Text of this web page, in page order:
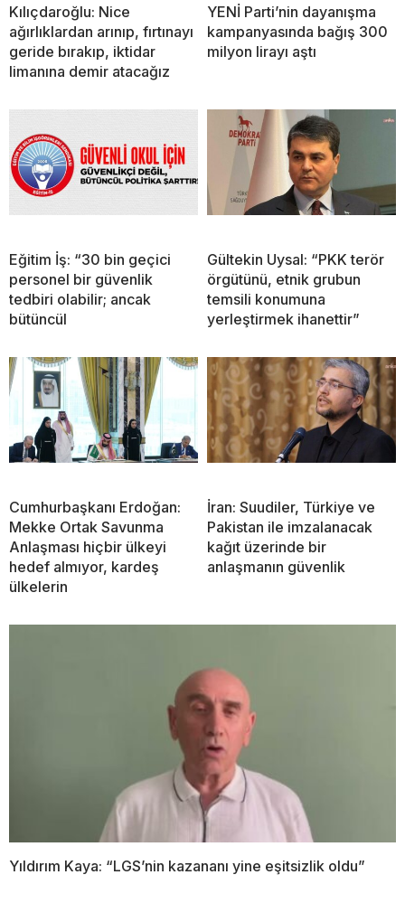
Kılıçdaroğlu: Nice
ağırlıklardan arınıp, fırtınayı
geride bırakıp, iktidar
limanına demir atacağız
YENİ Parti’nin dayanışma
kampanyasında bağış 300
milyon lirayı aştı
Eğitim İş: “30 bin geçici
personel bir güvenlik
tedbiri olabilir; ancak
bütüncül
Gültekin Uysal: “PKK terör
örgütünü, etnik grubun
temsili konumuna
yerleştirmek ihanettir”
Cumhurbaşkanı Erdoğan:
Mekke Ortak Savunma
Anlaşması hiçbir ülkeyi
hedef almıyor, kardeş
ülkelerin
İran: Suudiler, Türkiye ve
Pakistan ile imzalanacak
kağıt üzerinde bir
anlaşmanın güvenlik
Yıldırım Kaya: “LGS’nin kazananı yine eşitsizlik oldu”